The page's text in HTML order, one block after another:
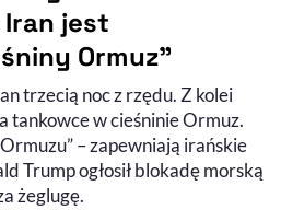
Iran jest
Ormuz”
trzecią noc z rzędu. Z kolei
tankowce w cieśninie Ormuz.
– zapewniają irańskie
Trump ogłosił blokadę morską
żeglugę.